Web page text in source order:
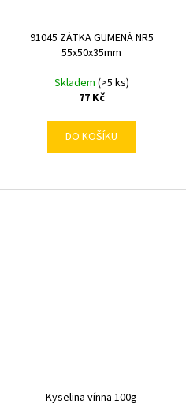
91045 ZÁTKA GUMENÁ NR5
55x50x35mm
Skladem (>5 ks)
77 Kč
DO KOŠÍKU
Kyselina vínna 100g